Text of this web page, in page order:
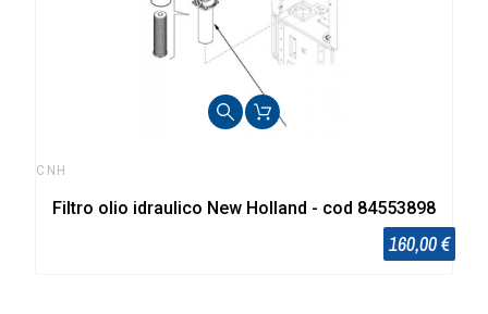
CNH
Filtro olio idraulico New Holland - cod 84553898
160,00 €